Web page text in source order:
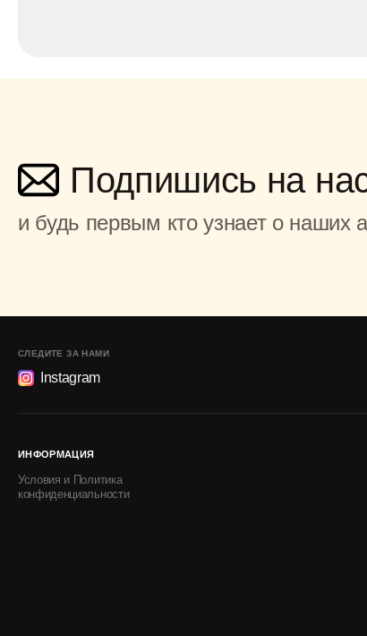
Подпишись на
и будь первым кто узнает о наших
СЛЕДИТЕ ЗА НАМИ
Instagram
ИНФОРМАЦИЯ
Условия и Политика
конфиденциальности